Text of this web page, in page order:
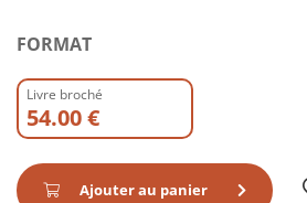
FORMAT
Livre broché
54.00 €
Ajouter au panier